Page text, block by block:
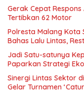
Gerak Cepat
Tertibkan 62 Motor
Polresta Malang Kota
Bahas Lalu Lintas,
Jadi Satu-satunya
Paparkan Strategi
Sinergi Lintas Sektor
Gelar Turnamen